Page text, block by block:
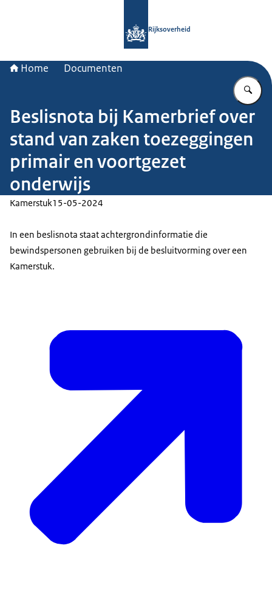
Rijksoverheid
Home Documenten
Beslisnota bij Kamerbrief over
stand van zaken toezeggingen
primair en voortgezet
onderwijs
Kamerstuk15-05-2024
In een beslisnota staat achtergrondinformatie die
bewindspersonen gebruiken bij de besluitvorming over een
Kamerstuk.